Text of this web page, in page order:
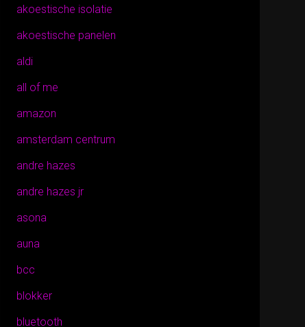
akoestische isolatie
akoestische panelen
aldi
all of me
amazon
amsterdam centrum
andre hazes
andre hazes jr
asona
auna
bcc
blokker
bluetooth